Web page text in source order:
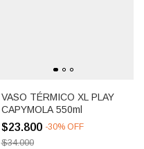
VASO TÉRMICO XL PLAY
CAPYMOLA 550ml
$23.800 -30% OFF
$34.000